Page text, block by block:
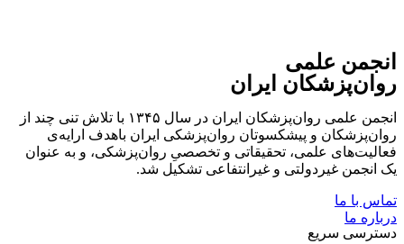
انجمن علمی
روان‌پزشکان ایران
انجمن علمی روان‌پزشکان ایران در سال ۱۳۴۵ با تلاش تنی چند از
روان‌پزشکان و پیشکسوتان روان‌پزشکی ایران باهدف ارایه‌ی
فعالیت‌های علمی، تحقیقاتی و تخصصیِ روان‌پزشکی، و به عنوان
یک انجمن غیردولتی و غیرانتفاعی تشکیل شد.
تماس با ما
درباره ما
دسترسی سریع